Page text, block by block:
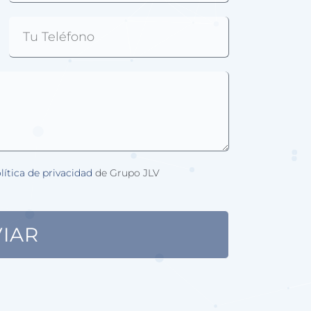
de privacidad de Grupo JLV